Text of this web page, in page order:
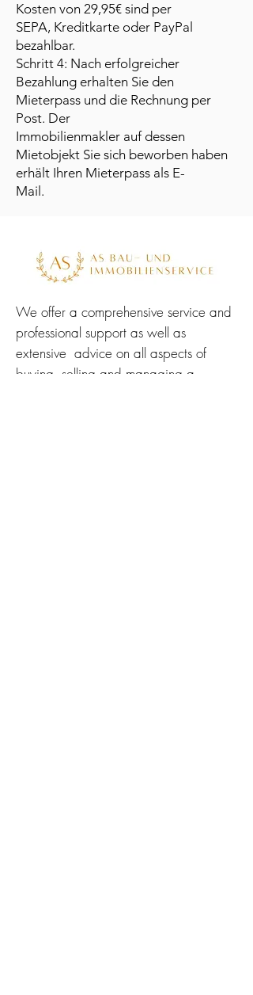
Kosten von 29,95€ sind per
SEPA, Kreditkarte oder PayPal
bezahlbar.
Schritt 4: Nach erfolgreicher
Bezahlung erhalten Sie den
Mieterpass und die Rechnung per
Post. Der
Immobilienmakler auf dessen
Mietobjekt Sie sich beworben haben
erhält Ihren Mieterpass als E-
Mail.
We offer a comprehensive service and
professional support as well as
extensive advice on all aspects of
buying, selling and managing a